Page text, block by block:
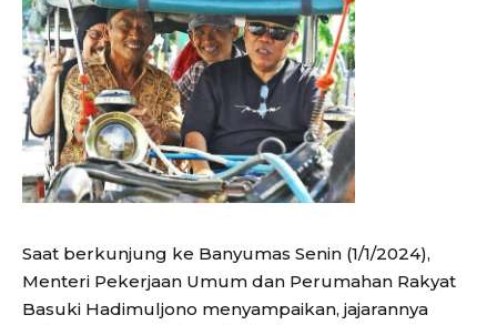
Saat berkunjung ke Banyumas Senin (1/1/2024),
Menteri Pekerjaan Umum dan Perumahan Rakyat
Basuki Hadimuljono menyampaikan, jajarannya